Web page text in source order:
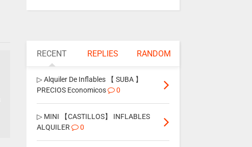
RECENT REPLIES RANDOM
▷ Alquiler De Inflables 【 SUBA 】
PRECIOS Economicos
0
▷ MINI 【CASTILLOS】 INFLABLES
ALQUILER
0